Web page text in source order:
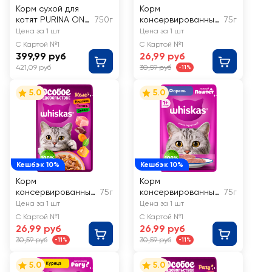
Корм сухой для
котят PURINA ONE
полнорационный,
от 1 до 12
месяцев, с
высоким
содержанием
курицы
750г
Цена за 1 шт
С Картой №1
399,99 руб
421,09 руб
Корм
консервированный
для кошек WHISKAS
Телятина, желе
75г
Цена за 1 шт
С Картой №1
26,99 руб
30,59 руб -11%
Кешбэк 10%
5.0
Корм
консервированный
для кошек WHISKAS
Особое
удовольствие
Индейка, печень и
овощи, желе
75г
Цена за 1 шт
С Картой №1
26,99 руб
30,59 руб -11%
Кешбэк 10%
5.0
Корм
консервированный
для кошек WHISKAS
Форель, паштет
75г
Цена за 1 шт
С Картой №1
26,99 руб
30,59 руб -11%
5.0 5.0